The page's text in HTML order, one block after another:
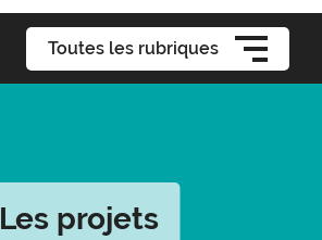
Toutes les rubriques
Les projets